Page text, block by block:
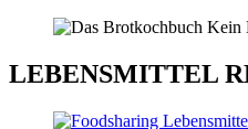
LEBENSMITTEL